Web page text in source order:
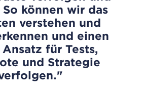
So können wir das
verstehen und
und einen
für Tests,
und Strategie